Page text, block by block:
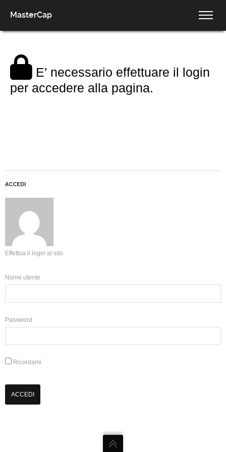
MasterCap
E’ necessario effettuare il login
per accedere alla pagina.
ACCEDI
Effettua il login al sito.
Nome utente
Password
Ricordami